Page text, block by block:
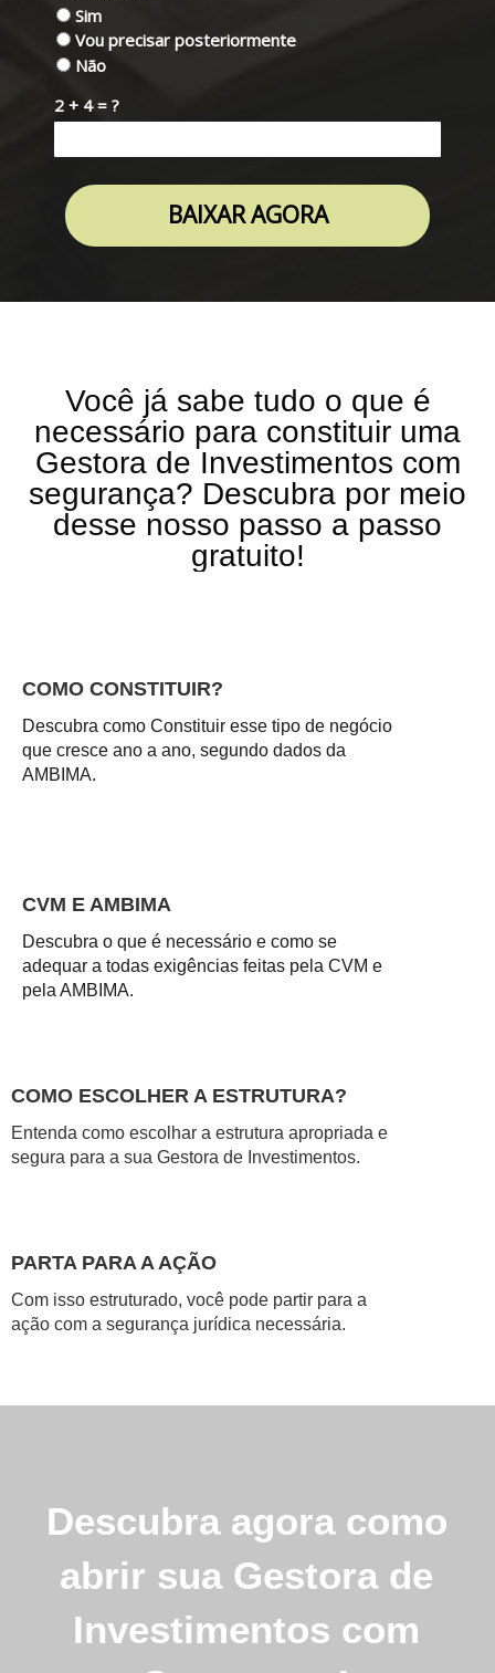
Sim
Vou precisar posteriormente
Não
2 + 4 = ?
BAIXAR AGORA
Você já sabe tudo o que é
necessário para constituir uma
Gestora de Investimentos com
segurança? Descubra por meio
desse nosso passo a passo
gratuito!
COMO CONSTITUIR?
Descubra como Constituir esse tipo de negócio
que cresce ano a ano, segundo dados da
AMBIMA.
CVM E AMBIMA
Descubra o que é necessário e como se
adequar a todas exigências feitas pela CVM e
pela AMBIMA.
COMO ESCOLHER A ESTRUTURA?
Entenda como escolhar a estrutura apropriada e
segura para a sua Gestora de Investimentos.
PARTA PARA A AÇÃO
Com isso estruturado, você pode partir para a
ação com a segurança jurídica necessária.
Descubra agora como
abrir sua Gestora de
Investimentos com